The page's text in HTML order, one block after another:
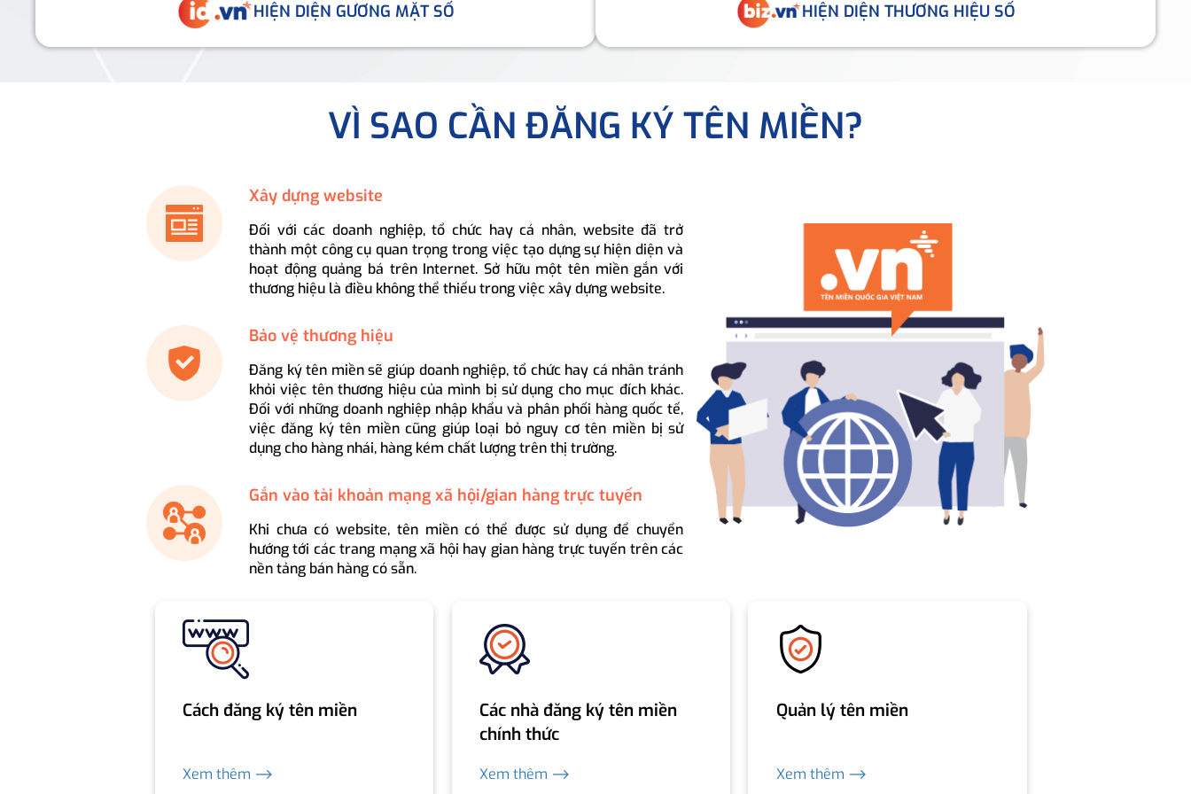
HIỆN DIỆN GƯƠNG MẶT SỐ HIỆN DIỆN THƯƠNG HIỆU SỐ
VÌ SAO CẦN ĐĂNG KÝ TÊN MIỀN?
Xây dựng website
Đối với các doanh nghiệp, tổ chức hay cá nhân, website đã trở
thành một công cụ quan trọng trong việc tạo dựng sự hiện diện và
hoạt động quảng bá trên Internet. Sở hữu một tên miền gắn với
thương hiệu là điều không thể thiếu trong việc xây dựng website.
Bảo vệ thương hiệu
Đăng ký tên miền sẽ giúp doanh nghiệp, tổ chức hay cá nhân tránh
khỏi việc tên thương hiệu của mình bị sử dụng cho mục đích khác.
Đối với những doanh nghiệp nhập khẩu và phân phối hàng quốc tế,
việc đăng ký tên miền cũng giúp loại bỏ nguy cơ tên miền bị sử
dụng cho hàng nhái, hàng kém chất lượng trên thị trường.
Gắn vào tài khoản mạng xã hội/gian hàng trực tuyến
Khi chưa có website, tên miền có thể được sử dụng để chuyển
hướng tới các trang mạng xã hội hay gian hàng trực tuyến trên các
nền tảng bán hàng có sẵn.
Cách đăng ký tên miền
Xem thêm ⟶
Các nhà đăng ký tên miền
chính thức
Xem thêm ⟶
Quản lý tên miền
Xem thêm ⟶